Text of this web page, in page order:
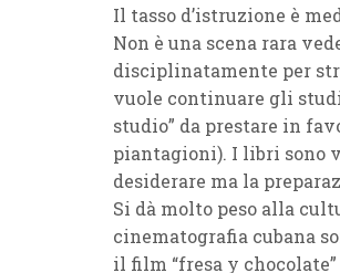
Il tasso d’istruzione è
Non è una scena rara
disciplinatamente per
vuole continuare gli
studio” da prestare in
piantagioni). I libri sono
desiderare ma la
Si dà molto peso alla
cinematografia cubana
il film “fresa y chocolate”